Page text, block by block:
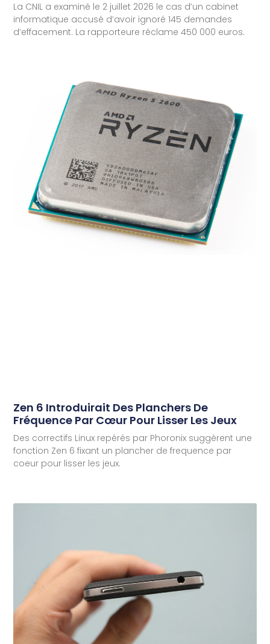
La CNIL a examiné le 2 juillet 2026 le cas d’un cabinet
informatique accusé d’avoir ignoré 145 demandes
d’effacement. La rapporteure réclame 450 000 euros.
Zen 6 Introduirait Des Planchers De
Fréquence Par Cœur Pour Lisser Les Jeux
Des correctifs Linux repérés par Phoronix suggèrent une
fonction Zen 6 fixant un plancher de frequence par
coeur pour lisser les jeux.